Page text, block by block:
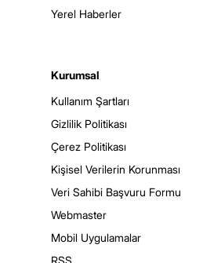
Yerel Haberler
Kurumsal
Kullanım Şartları
Gizlilik Politikası
Çerez Politikası
Kişisel Verilerin Korunması
Veri Sahibi Başvuru Formu
Webmaster
Mobil Uygulamalar
RSS